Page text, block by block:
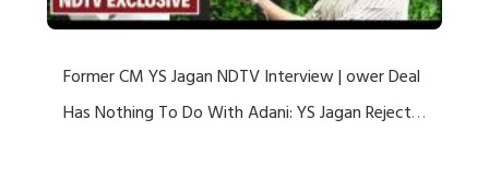
Former CM YS Jagan NDTV Interview | ower Deal
Has Nothing To Do With Adani: YS Jagan Rejects